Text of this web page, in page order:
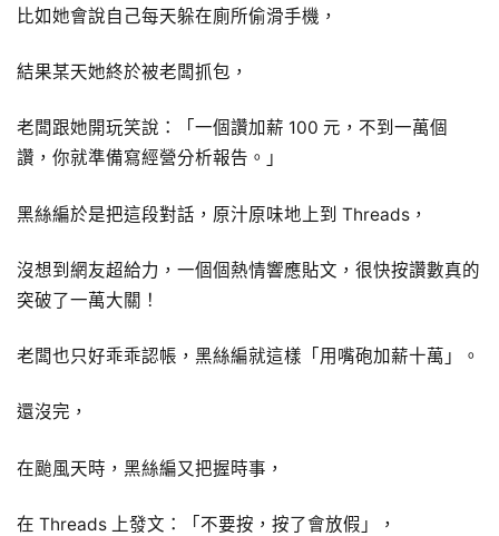
比如她會說自己每天躲在廁所偷滑手機，
結果某天她終於被老闆抓包，
老闆跟她開玩笑說：「一個讚加薪 100 元，不到一萬個
讚，你就準備寫經營分析報告。」
黑絲編於是把這段對話，原汁原味地上到 Threads，
沒想到網友超給力，一個個熱情響應貼文，很快按讚數真的
突破了一萬大關！
老闆也只好乖乖認帳，黑絲編就這樣「用嘴砲加薪十萬」。
還沒完，
在颱風天時，黑絲編又把握時事，
在 Threads 上發文：「不要按，按了會放假」，